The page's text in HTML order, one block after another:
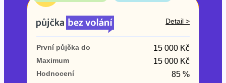
V exekuci
ne
Po insolvenci
Detail >
První půjčka do 15 000 Kč
Maximum 15 000 Kč
Hodnocení 85 %